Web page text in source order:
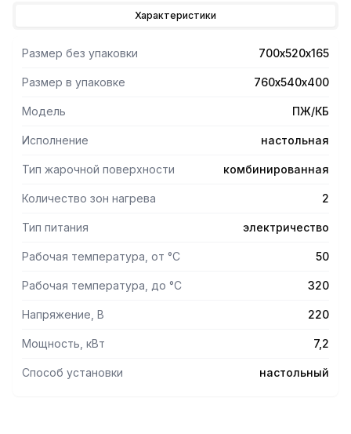
материал исполнения - полностью из нержавеющей
Характеристики
Размер без упаковки 700х520х165
Размер в упаковке 760х540х400
Модель ПЖ/КБ
Исполнение настольная
Тип жарочной поверхности комбинированная
Количество зон нагрева 2
Тип питания электричество
Рабочая температура, от °С 50
Рабочая температура, до °С 320
Напряжение, В 220
Мощность, кВт 7,2
Способ установки настольный